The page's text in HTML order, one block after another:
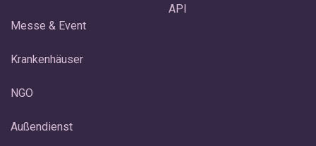
Messe & Event
Krankenhäuser
NGO
Außendienst
API